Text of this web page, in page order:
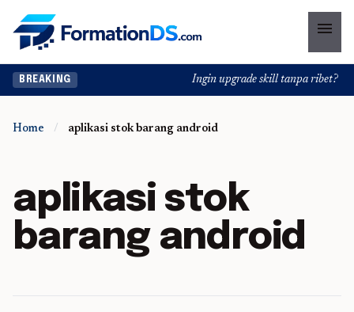
menu
BREAKING Ingin upgrade skill tanpa ribet?
Home / aplikasi stok barang android
aplikasi stok
barang android